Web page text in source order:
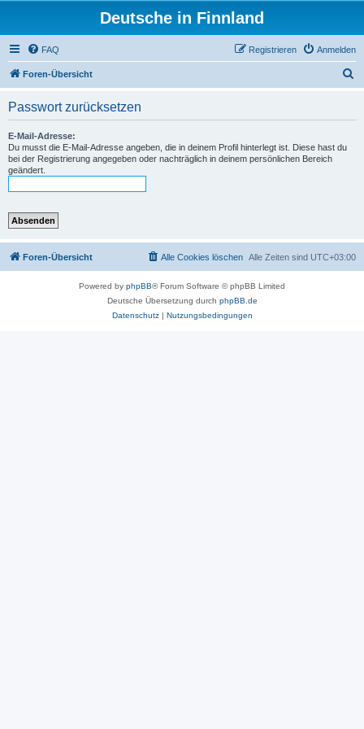
Deutsche in Finnland
FAQ Anmelden
Registrieren
Foren-Übersicht
Passwort zurücksetzen
E-Mail-Adresse:
Du musst die E-Mail-Adresse angeben, die in deinem Profil hinterlegt ist. Diese hast du
bei der Registrierung angegeben oder nachträglich in deinem persönlichen Bereich
geändert.
Foren-Übersicht Alle Zeiten sind UTC+03:00
Alle Cookies löschen
Powered by phpBB® Forum Software © phpBB Limited
Deutsche Übersetzung durch phpBB.de
Datenschutz| Nutzungsbedingungen